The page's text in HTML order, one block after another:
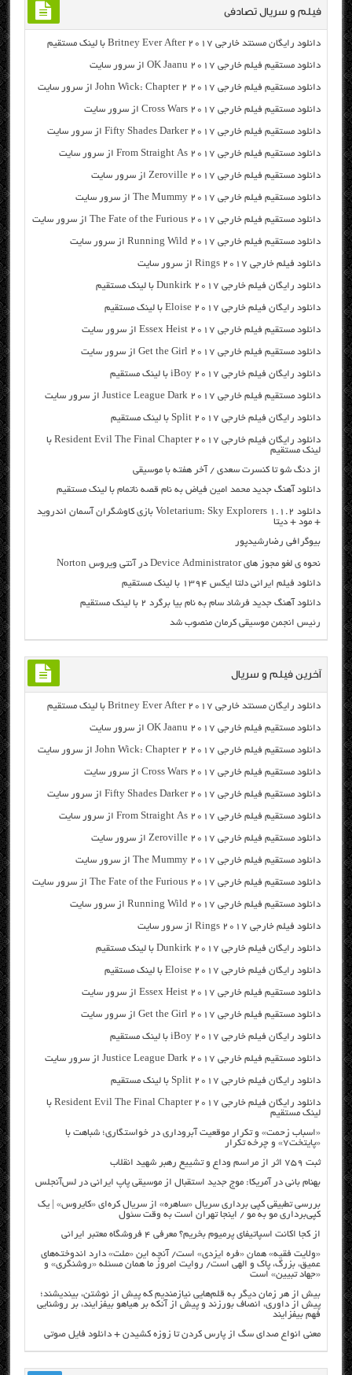
فیلم و سریال تصادفی
دانلود رایگان مسنتد خارجی Britney Ever After 2017 با لینک مستقیم
دانلود مستقیم فیلم خارجی OK Jaanu 2017 از سرور سایت
دانلود مستقیم فیلم خارجی John Wick: Chapter 2 2017 از سرور سایت
دانلود مستقیم فیلم خارجی Cross Wars 2017 از سرور سایت
دانلود مستقیم فیلم خارجی Fifty Shades Darker 2017 از سرور سایت
دانلود مستقیم فیلم خارجی From Straight As 2017 از سرور سایت
دانلود مستقیم فیلم خارجی Zeroville 2017 از سرور سایت
دانلود مستقیم فیلم خارجی The Mummy 2017 از سرور سایت
دانلود مستقیم فیلم خارجی The Fate of the Furious 2017 از سرور سایت
دانلود مستقیم فیلم خارجی Running Wild 2017 از سرور سایت
دانلود فیلم خارجی Rings 2017 از سرور سایت
دانلود رایگان فیلم خارجی Dunkirk 2017 با لینک مستقیم
دانلود رایگان فیلم خارجی Eloise 2017 با لینک مستقیم
دانلود مستقیم فیلم خارجی Essex Heist 2017 از سرور سایت
دانلود مستقیم فیلم خارجی Get the Girl 2017 از سرور سایت
دانلود رایگان فیلم خارجی iBoy 2017 با لینک مستقیم
دانلود مستقیم فیلم خارجی Justice League Dark 2017 از سرور سایت
دانلود رایگان فیلم خارجی Split 2017 با لینک مستقیم
دانلود رایگان فیلم خارجی Resident Evil The Final Chapter 2017 با
لینک مستقیم
از دنگ شو تا کنسرت سعدی / آخر هفته با موسیقی
دانلود آهنگ جدید محمد امین فیاض به نام قصه ناتمام با لینک مستقیم
دانلود Voletarium: Sky Explorers 1.1.2 بازی کاوشگران آسمان اندروید
+ مود + دیتا
بیوگرافی رضارشیدپور
نحوه ی لغو مجوز های Device Administrator در آنتی ویروس Norton
دانلود فیلم ایرانی دلتا ایکس ۱۳۹۴ با لینک مستقیم
دانلود آهنگ جدید فرشاد سام به نام بیا برگرد 2 با لینک مستقیم
رئیس انجمن موسیقی کرمان منصوب شد
آخرین فیلم و سریال
دانلود رایگان مسنتد خارجی Britney Ever After 2017 با لینک مستقیم
دانلود مستقیم فیلم خارجی OK Jaanu 2017 از سرور سایت
دانلود مستقیم فیلم خارجی John Wick: Chapter 2 2017 از سرور سایت
دانلود مستقیم فیلم خارجی Cross Wars 2017 از سرور سایت
دانلود مستقیم فیلم خارجی Fifty Shades Darker 2017 از سرور سایت
دانلود مستقیم فیلم خارجی From Straight As 2017 از سرور سایت
دانلود مستقیم فیلم خارجی Zeroville 2017 از سرور سایت
دانلود مستقیم فیلم خارجی The Mummy 2017 از سرور سایت
دانلود مستقیم فیلم خارجی The Fate of the Furious 2017 از سرور سایت
دانلود مستقیم فیلم خارجی Running Wild 2017 از سرور سایت
دانلود فیلم خارجی Rings 2017 از سرور سایت
دانلود رایگان فیلم خارجی Dunkirk 2017 با لینک مستقیم
دانلود رایگان فیلم خارجی Eloise 2017 با لینک مستقیم
دانلود مستقیم فیلم خارجی Essex Heist 2017 از سرور سایت
دانلود مستقیم فیلم خارجی Get the Girl 2017 از سرور سایت
دانلود رایگان فیلم خارجی iBoy 2017 با لینک مستقیم
دانلود مستقیم فیلم خارجی Justice League Dark 2017 از سرور سایت
دانلود رایگان فیلم خارجی Split 2017 با لینک مستقیم
دانلود رایگان فیلم خارجی Resident Evil The Final Chapter 2017 با
لینک مستقیم
«اسباب زحمت» و تکرار موقعیت آبروداری در خواستگاری؛ شباهت با
«پایتخت۷» و چرخه تکرار
ثبت ۷۵۹ اثر از مراسم وداع و تشییع رهبر شهید انقلاب
بهنام بانی در آمریکا: موج جدید استقبال از موسیقی پاپ ایرانی در لس‌آنجلس
بررسی تطبیقی کپی برداری سریال «ساهره» از سریال کره‌ای «کایروس» | یک
کپی‌برداری مو به مو / اینجا تهران است به وقت سئول
از کجا اکانت اسپاتیفای پرمیوم بخریم؟ معرفی ۴ فروشگاه معتبر ایرانی
«ولایت فقیه» همان «فره ایزدی» است/ آنچه این «ملت» دارد اندوخته‌های
عمیق، بزرگ، پاک و الهی است/ روایت امروز ما همان مسئله «روشنگری» و
«جهاد تبیین» است
بیش از هر زمان دیگر به قلم‌هایی نیازمندیم که پیش از نوشتن، بیندیشند؛
پیش از داوری، انصاف بورزند و پیش از آنکه بر هیاهو بیفزایند، بر روشنایی
فهم بیفزایند
معنی انواع صدای سگ از پارس کردن تا زوزه کشیدن + دانلود فایل صوتی